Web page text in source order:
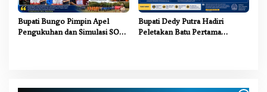
Bupati Bungo Pimpin Apel
Pengukuhan dan Simulasi SOP
Bupati Dedy Putra Hadiri
Peletakan Batu Pertama